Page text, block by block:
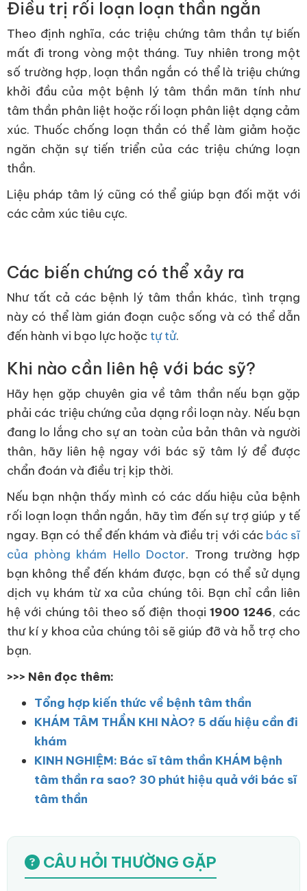
Điều trị rối loạn loạn thần ngắn
Theo định nghĩa, các triệu chứng tâm thần tự biến
mất đi trong vòng một tháng. Tuy nhiên trong một
số trường hợp, loạn thần ngắn có thể là triệu chứng
khởi đầu của một bệnh lý tâm thần mãn tính như
tâm thần phân liệt hoặc rối loạn phân liệt dạng cảm
xúc. Thuốc chống loạn thần có thể làm giảm hoặc
ngăn chặn sự tiến triển của các triệu chứng loạn
thần.
Liệu pháp tâm lý cũng có thể giúp bạn đối mặt với
các cảm xúc tiêu cực.
Các biến chứng có thể xảy ra
Như tất cả các bệnh lý tâm thần khác, tình trạng
này có thể làm gián đoạn cuộc sống và có thể dẫn
đến hành vi bạo lực hoặc tự tử.
Khi nào cần liên hệ với bác sỹ?
Hãy hẹn gặp chuyên gia về tâm thần nếu bạn gặp
phải các triệu chứng của dạng rồi loạn này. Nếu bạn
đang lo lắng cho sự an toàn của bản thân và người
thân, hãy liên hệ ngay với bác sỹ tâm lý để được
chẩn đoán và điều trị kịp thời.
Nếu bạn nhận thấy mình có các dấu hiệu của bệnh
rối loạn loạn thần ngắn, hãy tìm đến sự trợ giúp y tế
ngay. Bạn có thể đến khám và điều trị với các bác sĩ
của phòng khám Hello Doctor. Trong trường hợp
bạn không thể đến khám được, bạn có thể sử dụng
dịch vụ khám từ xa của chúng tôi. Bạn chỉ cần liên
hệ với chúng tôi theo số điện thoại1900 1246, các
thư kí y khoa của chúng tôi sẽ giúp đỡ và hỗ trợ cho
bạn.
>>> Nên đọc thêm:
Tổng hợp kiến thức về bệnh tâm thần
KHÁM TÂM THẦN KHI NÀO? 5 dấu hiệu cần đi
khám
KINH NGHIỆM: Bác sĩ tâm thần KHÁM bệnh
tâm thần ra sao? 30 phút hiệu quả với bác sĩ
tâm thần
CÂU HỎI THƯỜNG GẶP